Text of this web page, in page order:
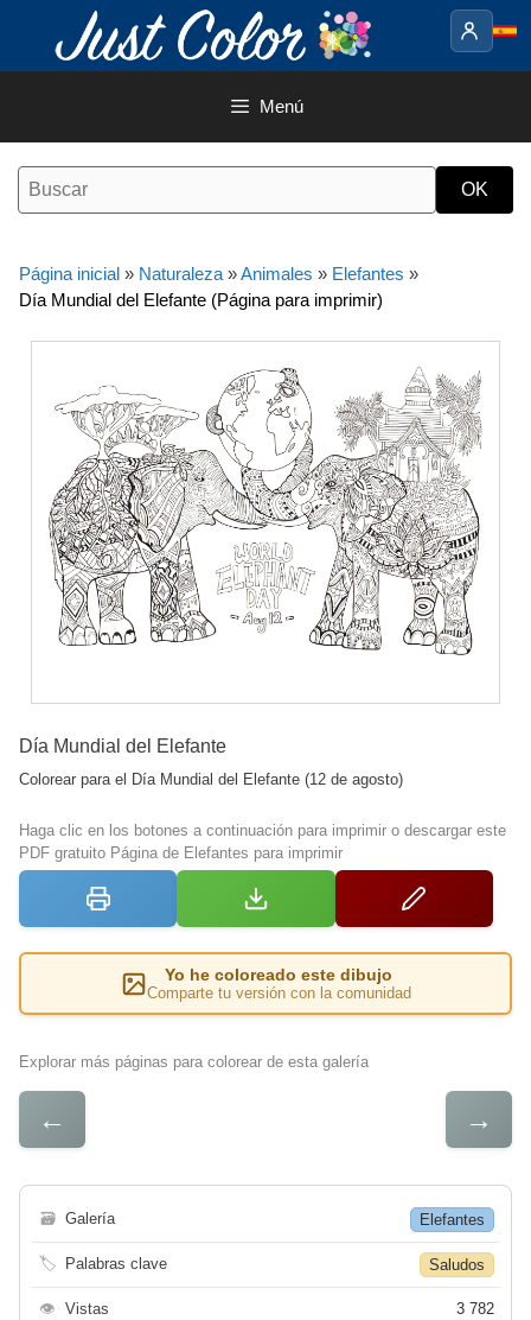
contenido
Menú
Página inicial » Naturaleza »Animales » Elefantes »
Día Mundial del Elefante (Página para imprimir)
Día Mundial del Elefante
Colorear para el Día Mundial del Elefante (12 de agosto)
Haga clic en los botones a continuación para imprimir o descargar este
PDF gratuito Página de Elefantes para imprimir
Yo he coloreado este dibujo
Comparte tu versión con la comunidad
Explorar más páginas para colorear de esta galería
← →
🗃 Galería Elefantes
🏷 Palabras clave Saludos
👁 Vistas 3 782